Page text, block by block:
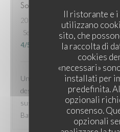
Il ristorante e
utilizzano
sito, che
la raccolta di
cookies
«necessari»
installati per
predefinita.
opzionali
consenso.
opzionali
Sophie
2026-06-21
- 12:00 - Ospiti 3
Servizio
Atmosfera : 5 /5
4/5
Une très bonne adresse pour
des produits de qualité, un repas
sus, la terrasse-ex-parking-post-
Batignolles à l'ombre d'un érable